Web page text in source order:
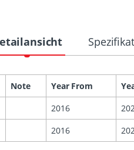
Note Year From
2016
2016